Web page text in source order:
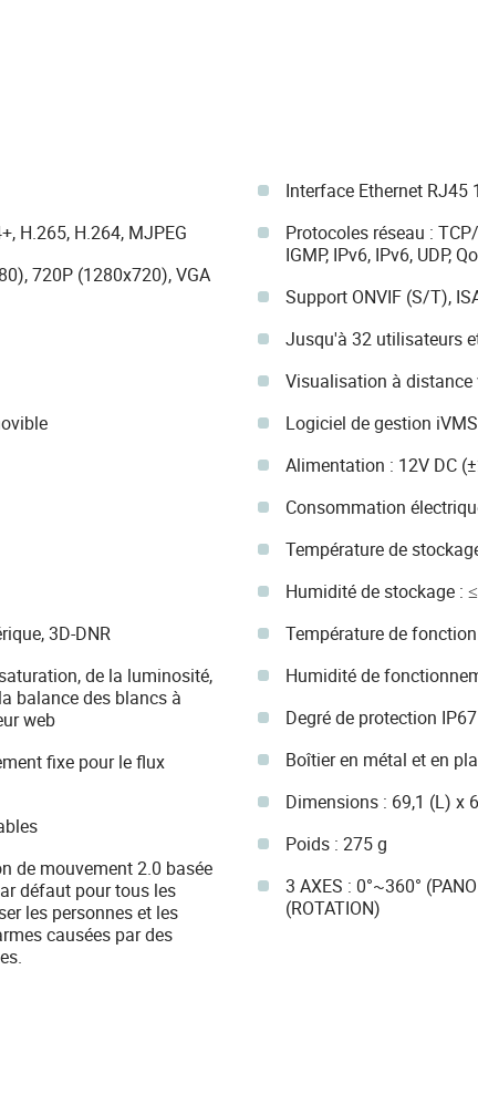
H.265, H.264, MJPEG
720P (1280x720), VGA
3D-DNR
de la luminosité,
balance des blancs à
web
fixe pour le flux
de mouvement 2.0 basée
défaut pour tous les
les personnes et les
causées par des
Interface Ethernet
Protocoles réseau : TCP/
IGMP, IPv6, IPv6, UDP,
Support ONVIF (S/T),
Jusqu'à 32 utilisateurs
Visualisation à
Logiciel de gestion
Alimentation : 12V DC
Consommation
Température de
Humidité de stockage :
Température de
Humidité de
Degré de protection IP67
Boîtier en métal et en
Dimensions : 69,1 (L) x
Poids : 275 g
3 AXES : 0°~360°
(ROTATION)